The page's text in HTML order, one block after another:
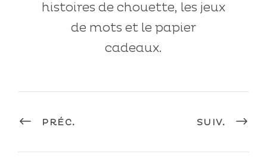
histoires de chouette, les jeux
de mots et le papier
cadeaux.
PRÉC. SUIV.